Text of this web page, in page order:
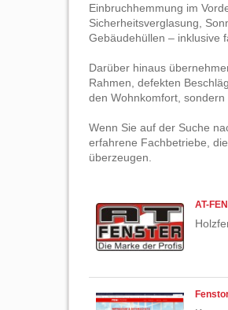
Einbruchhemmung im
Sicherheitsverglasung,
Gebäudehüllen – inklusive
Darüber hinaus
Rahmen, defekten
den Wohnkomfort,
Wenn Sie auf der Suche
erfahrene Fachbetriebe,
überzeugen.
AT-